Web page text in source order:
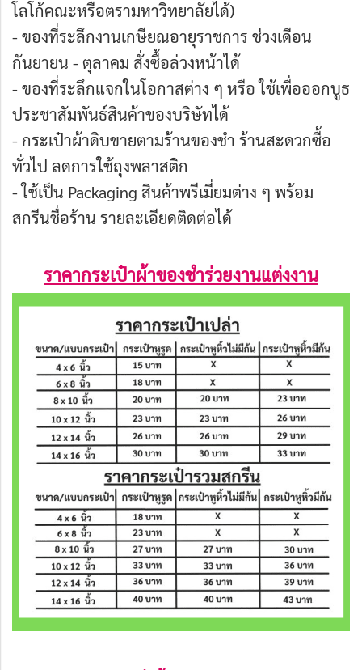
โลโก้คณะหรือตรามหาวิทยาลัยได้)
- ของที่ระลึกงานเกษียณอายุราชการ ช่วงเดือน
กันยายน - ตุลาคม สั่งซื้อล่วงหน้าได้
- ของที่ระลึกแจกในโอกาสต่าง ๆ หรือ ใช้เพื่อออกบูธ
ประชาสัมพันธ์สินค้าของบริษัทได้
- กระเป๋าผ้าดิบขายตามร้านของชำ ร้านสะดวกซื้อ
ทั่วไป ลดการใช้ถุงพลาสติก
- ใช้เป็น Packaging สินค้าพรีเมี่ยมต่าง ๆ พร้อม
สกรีนชื่อร้าน รายละเอียดติดต่อได้
ราคากระเป๋าผ้าของชำร่วยงานแต่งงาน